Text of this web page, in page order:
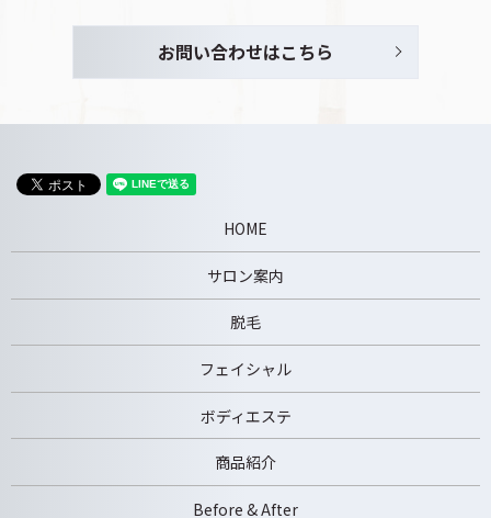
お問い合わせはこちら
HOME
サロン案内
脱毛
フェイシャル
ボディエステ
商品紹介
Before & After